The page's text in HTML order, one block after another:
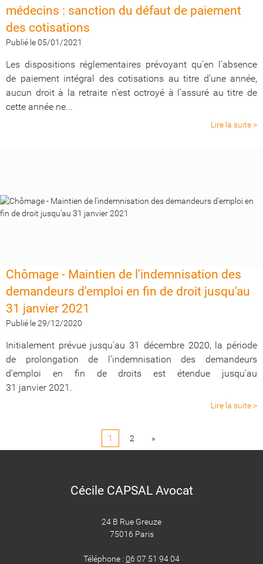
médecins : sanction du défaut de paiement
des cotisations
Publié le 05/01/2021
Les dispositions réglementaires prévoyant qu’en l’absence
de paiement intégral des cotisations au titre d’une année,
aucun droit à la retraite n’est octroyé à l’assuré au titre de
cette année ne...
Lire la suite >
Chômage - Maintien de l'indemnisation des
demandeurs d'emploi en fin de droit jusqu'au
31 janvier 2021
Publié le 29/12/2020
Initialement prévue jusqu'au 31 décembre 2020, la période
de prolongation de l’indemnisation des demandeurs
d’emploi en fin de droits est étendue jusqu’au
31 janvier 2021.
Lire la suite >
1 2 »
Cécile CAPSAL Avocat
24 B Rue Greuze
75016 Paris
Téléphone : 06 07 51 94 04